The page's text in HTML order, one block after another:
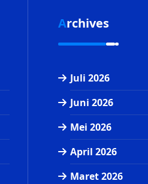
Archives
Juli 2026
Juni 2026
Mei 2026
April 2026
Maret 2026